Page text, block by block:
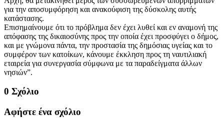
για την αποσυμφόρηση και ανακούφιση της δύσκολης αυτής
κατάστασης.
Επισημαίνουμε ότι το πρόβλημα δεν έχει λυθεί και εν αναμονή της
απόφασης της δικαιοσύνης προς την οποία έχει προσφύγει ο δήμος,
και με γνώμονα πάντα, την προστασία της δημόσιας υγείας και το
συμφέρον των κατοίκων, κάνουμε έκκληση προς τη ναυτιλιακή
εταιρεία για συνεργασία σύμφωνα με τα παραδείγματα άλλων
νησιών”.
0 Σχόλιο
Αφήστε ένα σχόλιο